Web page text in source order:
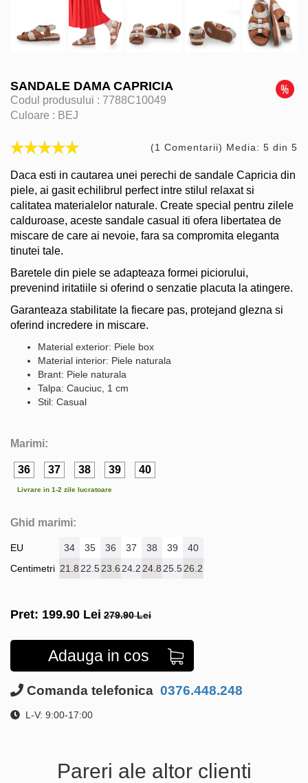
SANDALE DAMA CAPRICIA
Codul produsului : 7788C10049
Culoare : BEJ
(1 Comentarii) Media: 5 din 5
Daca esti in cautarea unei perechi de sandale Capricia din
piele, ai gasit echilibrul perfect intre stilul relaxat si
calitatea materialelor naturale. Create special pentru zilele
calduroase, aceste sandale casual iti ofera libertatea de
miscare de care ai nevoie, fara sa compromita eleganta
tinutei tale.
Baretele din piele se adapteaza formei piciorului,
prevenind iritatiile si oferind o senzatie placuta la atingere.
Garanteaza stabilitate la fiecare pas, protejand glezna si
oferind incredere in miscare.
Material exterior: Piele box
Material interior: Piele naturala
Brant: Piele naturala
Talpa: Cauciuc, 1 cm
Stil: Casual
Marimi:
36 37 38 39 40
Livrare in 1-2 zile lucratoare
Ghid marimi:
EU
Centimetri
34 35 36 37 38 39
40
21.8 22.523.6 24.2 24.8 25.526.2
Pret: 199.90 Lei 279.90 Lei
Adauga in cos
Comanda telefonica 0376.448.248
L-V: 9:00-17:00
Pareri ale altor clienti